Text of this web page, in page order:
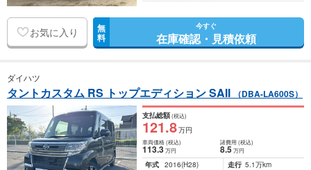
お気に入り 無
料
今すぐ
在庫確認・見積依頼
ダイハツ
タントカスタム RS トップエディション SAII （DBA-LA600S）
支払総額(税込)
121.8万円
車両価格(税込)
113.3万円
諸費用 (税込)
8.5 万円
年式 2016(H28) 走行 5.1万km